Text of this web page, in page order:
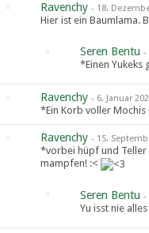
Ravenchy - 18.
Hier ist ein Baumlama.
Seren Bentu -
*Einen Yukeks
Ravenchy - 6. Januar
*Ein Korb voller Mochis
Ravenchy - 15.
*vorbei hüpf und Teller
mampfen! :<
Seren Bentu -
Yu isst nie